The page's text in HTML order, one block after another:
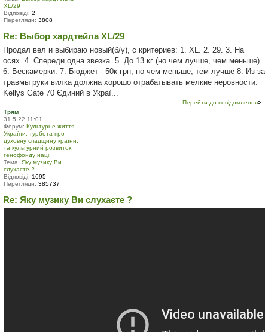
XL/29
Відповіді: 2
Перегляди: 3808
Re: Выбор хардтейла XL/29
Продал вел и выбираю новый(б/у), с критериев: 1. XL. 2. 29. 3. На
осях. 4. Спереди одна звезка. 5. До 13 кг (но чем лучше, чем меньше).
6. Бескамерки. 7. Бюджет - 50к грн, но чем меньше, тем лучше 8. Из-за
травмы руки вилка должна хорошо отрабатывать мелкие неровности.
Kellys Gate 70 Єдиний в Украї...
Перейти до повідомлення
Трям
31.5.22 11:01
Форум: Культурне життя
України: турбота про
духовну спадщину країни,
та культурний розвиток
генофонду нації
Тема: Яку музику Ви
слухаєте ?
Відповіді: 1695
Перегляди: 385737
Re: Яку музику Ви слухаєте ?